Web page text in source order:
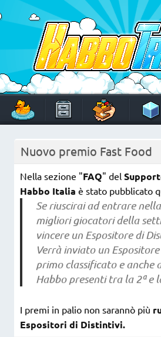
to
content
Un viaggio di pixel!
Nuovo premio Fast Food
Nella sezione "FAQ" del
Habbo Italia è stato pubblicato
Se riuscirai ad entrare
migliori giocatori della
vincere un Espositore di
Verrà inviato un
primo classificato e anche
Habbo presenti tra la 2ª e
I premi in palio non sarannò più
Espositori di Distintivi.